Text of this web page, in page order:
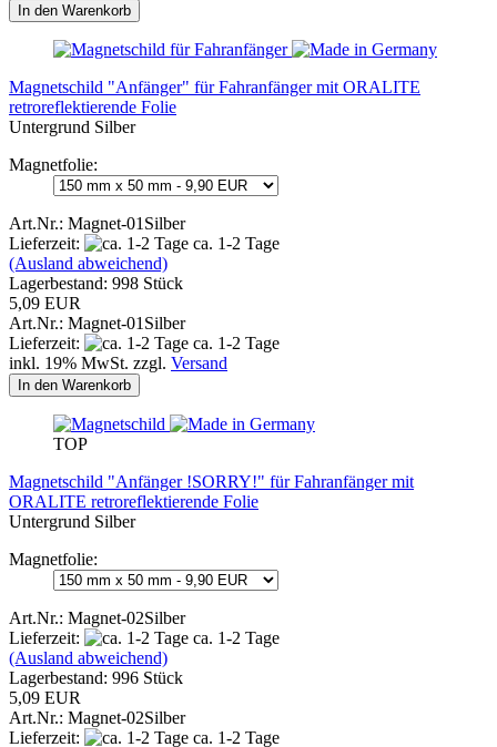
In den Warenkorb
Magnetschild "Anfänger" für Fahranfänger mit ORALITE
retroreflektierende Folie
Untergrund Silber
Magnetfolie:
Art.Nr.: Magnet-01Silber
Lieferzeit:
ca. 1-2 Tage
(Ausland abweichend)
Lagerbestand: 998 Stück
5,09 EUR
Art.Nr.: Magnet-01Silber
Lieferzeit:
ca. 1-2 Tage
inkl. 19% MwSt. zzgl. Versand
In den Warenkorb
TOP
Magnetschild "Anfänger !SORRY!" für Fahranfänger mit
ORALITE retroreflektierende Folie
Untergrund Silber
Magnetfolie:
Art.Nr.: Magnet-02Silber
Lieferzeit:
ca. 1-2 Tage
(Ausland abweichend)
Lagerbestand: 996 Stück
5,09 EUR
Art.Nr.: Magnet-02Silber
Lieferzeit:
ca. 1-2 Tage